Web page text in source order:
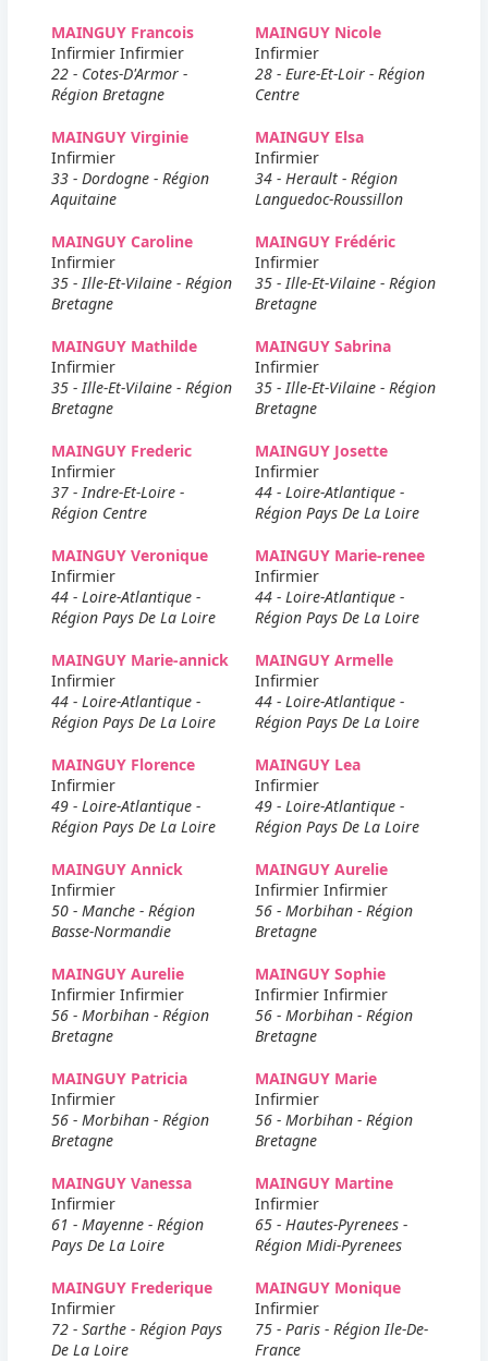
MAINGUY Francois
Infirmier Infirmier
22 - Cotes-D'Armor -
Région Bretagne
MAINGUY Nicole
Infirmier
28 - Eure-Et-Loir - Région
Centre
MAINGUY Virginie
Infirmier
33 - Dordogne - Région
Aquitaine
MAINGUY Elsa
Infirmier
34 - Herault - Région
Languedoc-Roussillon
MAINGUY Caroline
Infirmier
35 - Ille-Et-Vilaine - Région
Bretagne
MAINGUY Frédéric
Infirmier
35 - Ille-Et-Vilaine - Région
Bretagne
MAINGUY Mathilde
Infirmier
35 - Ille-Et-Vilaine - Région
Bretagne
MAINGUY Sabrina
Infirmier
35 - Ille-Et-Vilaine - Région
Bretagne
MAINGUY Frederic
Infirmier
37 - Indre-Et-Loire -
Région Centre
MAINGUY Josette
Infirmier
44 - Loire-Atlantique -
Région Pays De La Loire
MAINGUY Veronique
Infirmier
44 - Loire-Atlantique -
Région Pays De La Loire
MAINGUY Marie-renee
Infirmier
44 - Loire-Atlantique -
Région Pays De La Loire
MAINGUY Marie-annick
Infirmier
44 - Loire-Atlantique -
Région Pays De La Loire
MAINGUY Armelle
Infirmier
44 - Loire-Atlantique -
Région Pays De La Loire
MAINGUY Florence
Infirmier
49 - Loire-Atlantique -
Région Pays De La Loire
MAINGUY Lea
Infirmier
49 - Loire-Atlantique -
Région Pays De La Loire
MAINGUY Annick
Infirmier
50 - Manche - Région
Basse-Normandie
MAINGUY Aurelie
Infirmier Infirmier
56 - Morbihan - Région
Bretagne
MAINGUY Aurelie
Infirmier Infirmier
56 - Morbihan - Région
Bretagne
MAINGUY Sophie
Infirmier Infirmier
56 - Morbihan - Région
Bretagne
MAINGUY Patricia
Infirmier
56 - Morbihan - Région
Bretagne
MAINGUY Marie
Infirmier
56 - Morbihan - Région
Bretagne
MAINGUY Vanessa
Infirmier
61 - Mayenne - Région
Pays De La Loire
MAINGUY Martine
Infirmier
65 - Hautes-Pyrenees -
Région Midi-Pyrenees
MAINGUY Frederique
Infirmier
72 - Sarthe - Région Pays
De La Loire
MAINGUY Monique
Infirmier
75 - Paris - Région Ile-De-
France